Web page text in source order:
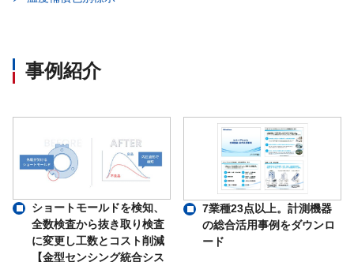
事例紹介
ショートモールドを検知、
全数検査から抜き取り検査
に変更し工数とコスト削減
【金型センシング統合シス
7業種23点以上。計測機器
の総合活用事例をダウンロ
ード